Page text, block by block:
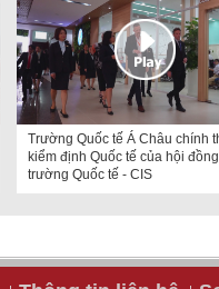
Trường Quốc tế Á Châu chính
kiểm định Quốc tế của hội
trường Quốc tế - CIS